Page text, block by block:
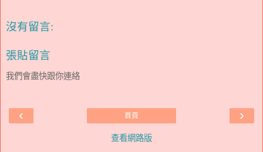
沒有留言:
張貼留言
我們會盡快跟你連絡
‹ ›
首頁
查看網路版